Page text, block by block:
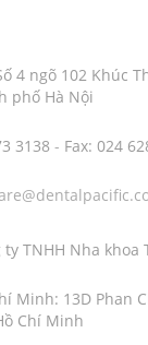
4 ngõ 102 Khúc
phố Hà Nội
3138 - Fax: 024
TNHH Nha khoa
Minh: 13D Phan
Chí Minh